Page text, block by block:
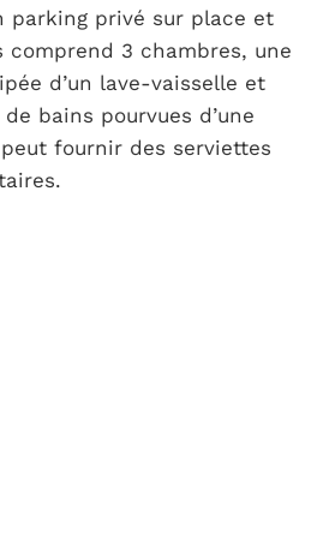
parking privé sur place et
comprend 3 chambres, une
d’un lave-vaisselle et
bains pourvues d’une
fournir des serviettes